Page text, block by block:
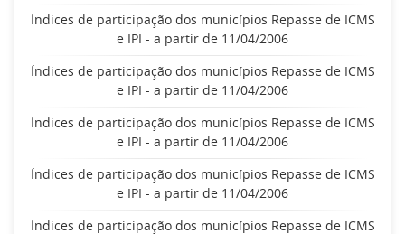
Índices de participação dos municípios Repasse de ICMS
e IPI - a partir de 11/04/2006
Índices de participação dos municípios Repasse de ICMS
e IPI - a partir de 11/04/2006
Índices de participação dos municípios Repasse de ICMS
e IPI - a partir de 11/04/2006
Índices de participação dos municípios Repasse de ICMS
e IPI - a partir de 11/04/2006
Índices de participação dos municípios Repasse de ICMS